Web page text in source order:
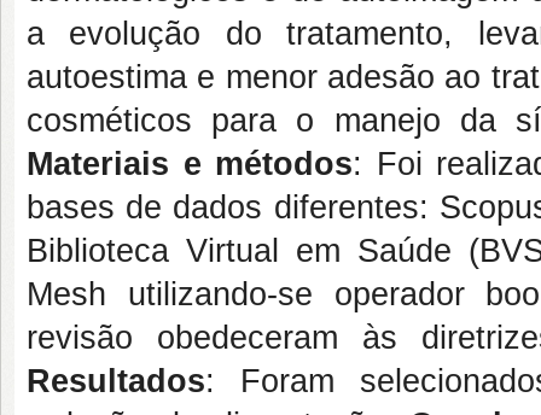
a evolução do tratamento,
autoestima e menor adesão ao
cosméticos para o manejo da
Materiais e métodos: Foi
bases de dados diferentes:
Biblioteca Virtual em Saúde
Mesh utilizando-se operador
revisão obedeceram às
Resultados: Foram